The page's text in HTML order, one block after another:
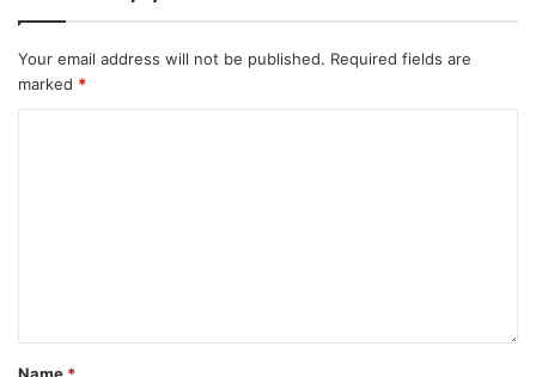
Your email address will not be published. Required fields are
marked *